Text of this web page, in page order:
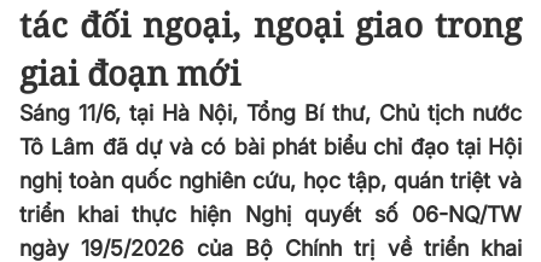
tác đối ngoại, ngoại giao trong
giai đoạn mới
Sáng 11/6, tại Hà Nội, Tổng Bí thư, Chủ tịch nước
Tô Lâm đã dự và có bài phát biểu chỉ đạo tại Hội
nghị toàn quốc nghiên cứu, học tập, quán triệt và
triển khai thực hiện Nghị quyết số 06-NQ/TW
ngày 19/5/2026 của Bộ Chính trị về triển khai